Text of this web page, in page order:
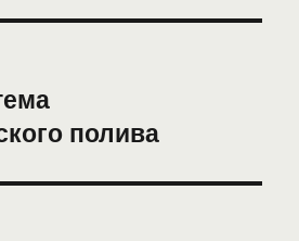
полива